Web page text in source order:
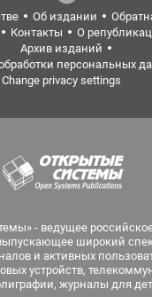
Об издании
Контакты О
Архив изданий
персональных
Change privacy settings
- ведущее
широкий
и активных
устройств,
журналы для